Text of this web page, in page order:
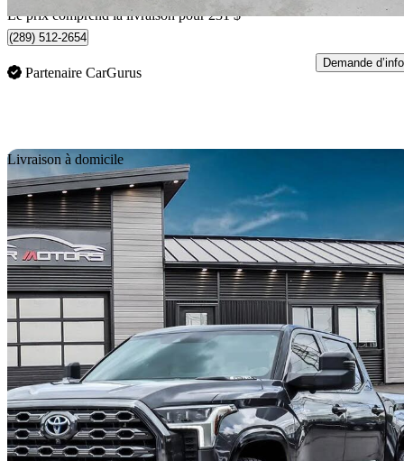
Le prix comprend la livraison pour 231 $
(289) 512-2654
Partenaire CarGurus
Demande d’info
Livraison à domicile
2022 Toyota Tundra Hybrid